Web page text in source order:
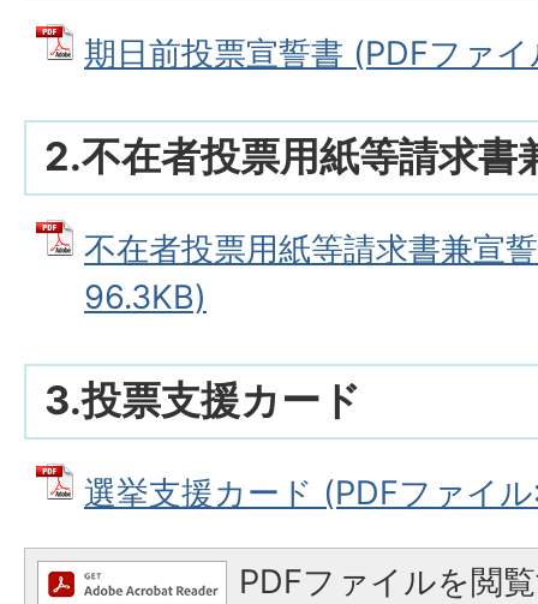
期日前投票宣誓書 (PDFファ
2.不在者投票用紙等請求書
不在者投票用紙等請求書兼宣
96.3KB)
3.投票支援カード
選挙支援カード (PDFファイ
PDFファイルを閲